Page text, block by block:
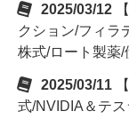
2025/03/12
クション/フィラ
株式/ロート製薬/
2025/03/11
式/NVIDIA＆テ